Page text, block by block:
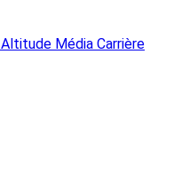
Altitude Média Carrière